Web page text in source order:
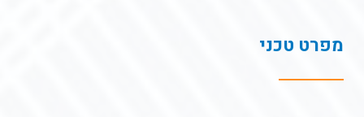
מפרט טכני